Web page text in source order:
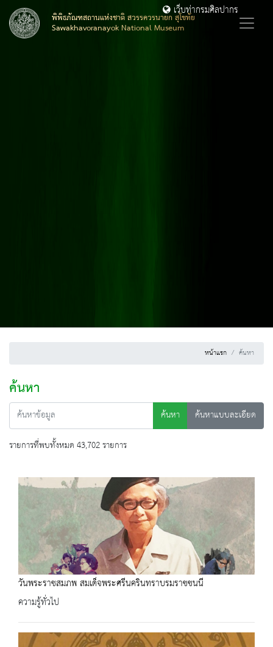
พิพิธภัณฑสถานแห่งชาติ สวรรควรนายก สุโขทัย
Sawakhavoranayok National Museum
เว็บท่ากรมศิลปากร
หน้าแรก ค้นหา
ค้นหา
ค้นหา
ค้นหาแบบละเอียด
รายการที่พบทั้งหมด 43,702 รายการ
วันพระราชสมภพ สมเด็จพระศรีนครินทราบรมราชชนนี
ความรู้ทั่วไป